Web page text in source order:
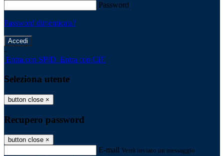
Password
Password dimenticata?
-
Entra con SPID Entra con CIE
Seleziona utente
button close ×
Recupero password
button close ×
E-mail Verrà inviato un messaggio